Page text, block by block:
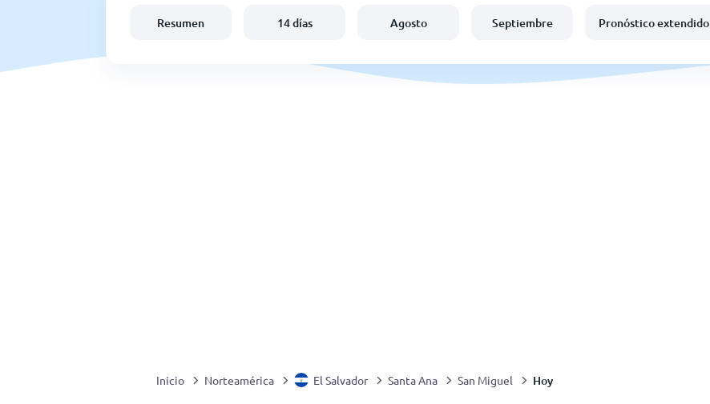
Resumen 14 días Agosto Septiembre Pronóstico extendido
Inicio Norteamérica El Salvador Santa Ana San Miguel Hoy